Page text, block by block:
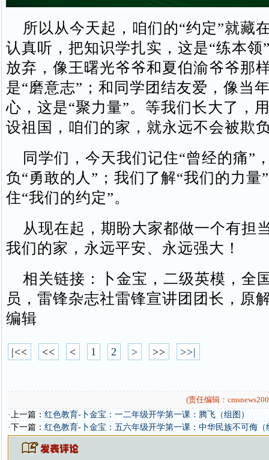
所以从今天起，咱们的“约定”就藏
认真听，把知识学扎实，这是“练本领
放弃，像王曙光爷爷和夏伯渝爷爷那
是“磨意志”；和同学团结友爱，像当
心，这是“聚力量”。等我们长大了，
设祖国，咱们的家，就永远不会被欺
同学们，今天我们记住“曾经的痛”
负“勇敢的人”；我们了解“我们的力量
住“我们的约定”。
从现在起，期盼大家都做一个有担
我们的家，永远平安、永远强大！
相关链接：卜金宝，二级英模，全
员，雷锋杂志社雷锋宣讲团团长，原
编辑
|<< << < 1 2 > >> >>|
(责任编辑：
·上一篇： 红色教育-卜金宝：一二年级开学第一课：腾飞（组图）
·下一篇： 红色教育-卜金宝：五六年级开学第一课：中华民族不可侮（